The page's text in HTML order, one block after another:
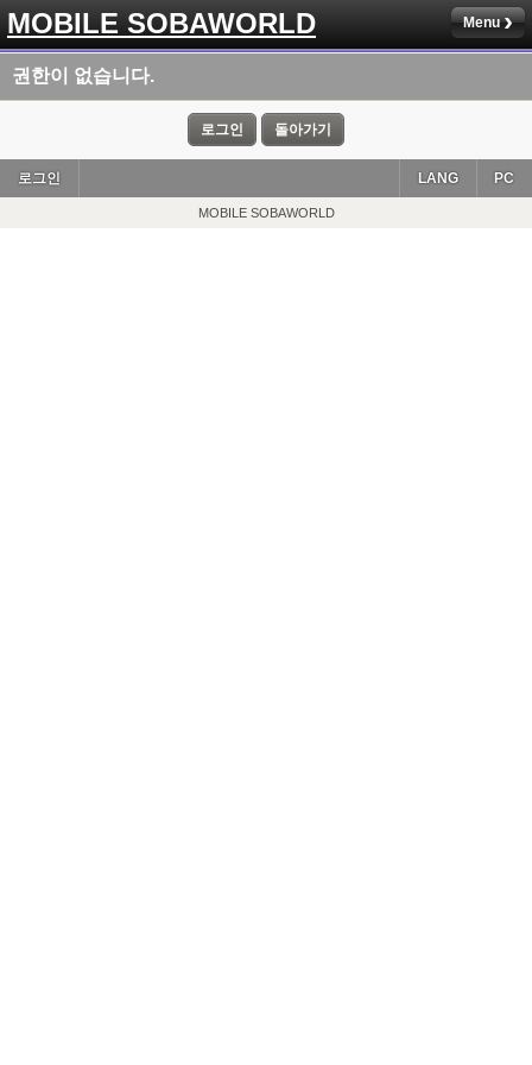
MOBILE SOBAWORLD Menu
권한이 없습니다.
로그인 돌아가기
로그인 PC
LANG
MOBILE SOBAWORLD